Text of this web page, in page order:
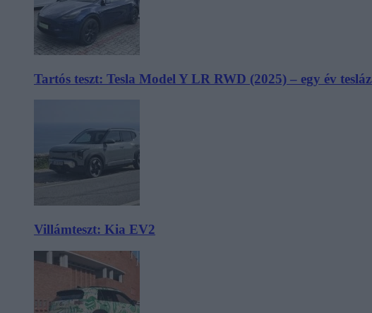
Tartós teszt: Tesla Model Y LR RWD (2025) – egy év
Villámteszt: Kia EV2